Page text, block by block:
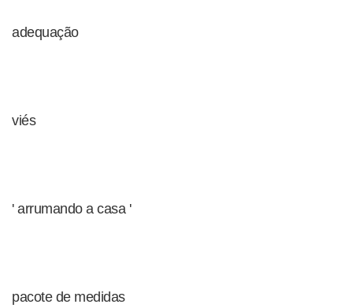
adequação
viés
' arrumando a casa '
pacote de medidas